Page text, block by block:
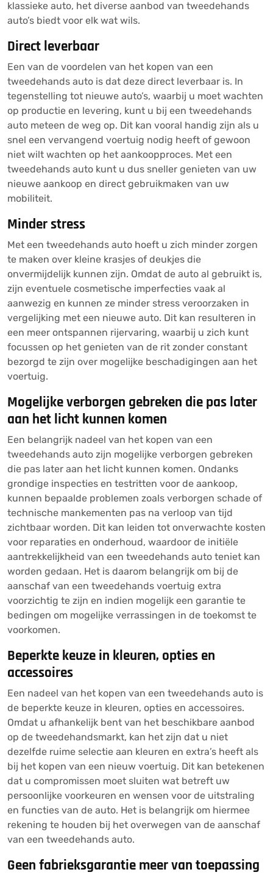
klassieke auto, het diverse aanbod van tweedehands
auto’s biedt voor elk wat wils.
Direct leverbaar
Een van de voordelen van het kopen van een
tweedehands auto is dat deze direct leverbaar is. In
tegenstelling tot nieuwe auto’s, waarbij u moet wachten
op productie en levering, kunt u bij een tweedehands
auto meteen de weg op. Dit kan vooral handig zijn als u
snel een vervangend voertuig nodig heeft of gewoon
niet wilt wachten op het aankoopproces. Met een
tweedehands auto kunt u dus sneller genieten van uw
nieuwe aankoop en direct gebruikmaken van uw
mobiliteit.
Minder stress
Met een tweedehands auto hoeft u zich minder zorgen
te maken over kleine krasjes of deukjes die
onvermijdelijk kunnen zijn. Omdat de auto al gebruikt is,
zijn eventuele cosmetische imperfecties vaak al
aanwezig en kunnen ze minder stress veroorzaken in
vergelijking met een nieuwe auto. Dit kan resulteren in
een meer ontspannen rijervaring, waarbij u zich kunt
focussen op het genieten van de rit zonder constant
bezorgd te zijn over mogelijke beschadigingen aan het
voertuig.
Mogelijke verborgen gebreken die pas later
aan het licht kunnen komen
Een belangrijk nadeel van het kopen van een
tweedehands auto zijn mogelijke verborgen gebreken
die pas later aan het licht kunnen komen. Ondanks
grondige inspecties en testritten voor de aankoop,
kunnen bepaalde problemen zoals verborgen schade of
technische mankementen pas na verloop van tijd
zichtbaar worden. Dit kan leiden tot onverwachte kosten
voor reparaties en onderhoud, waardoor de initiële
aantrekkelijkheid van een tweedehands auto teniet kan
worden gedaan. Het is daarom belangrijk om bij de
aanschaf van een tweedehands voertuig extra
voorzichtig te zijn en indien mogelijk een garantie te
bedingen om mogelijke verrassingen in de toekomst te
voorkomen.
Beperkte keuze in kleuren, opties en
accessoires
Een nadeel van het kopen van een tweedehands auto is
de beperkte keuze in kleuren, opties en accessoires.
Omdat u afhankelijk bent van het beschikbare aanbod
op de tweedehandsmarkt, kan het zijn dat u niet
dezelfde ruime selectie aan kleuren en extra’s heeft als
bij het kopen van een nieuw voertuig. Dit kan betekenen
dat u compromissen moet sluiten wat betreft uw
persoonlijke voorkeuren en wensen voor de uitstraling
en functies van de auto. Het is belangrijk om hiermee
rekening te houden bij het overwegen van de aanschaf
van een tweedehands auto.
Geen fabrieksgarantie meer van toepassing